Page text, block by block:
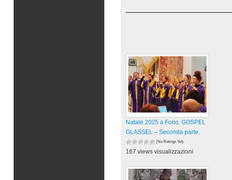
Natale 2025 a Forio. GOSPEL
GLASSEL – Seconda parte.
(No Ratings Yet)
167 views visualizzazioni